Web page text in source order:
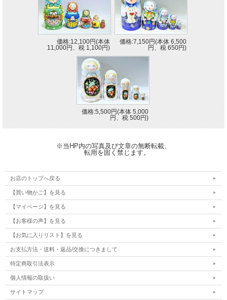
価格:12,100円(本体
11,000円、税 1,100円)
価格:7,150円(本体 6,500
円、税 650円)
価格:5,500円(本体 5,000
円、税 500円)
※当HP内の写真及び文章の無断転載、
転用を固く禁じます。
お店のトップへ戻る
【買い物かご】を見る
【マイページ】を見る
【お客様の声】を見る
【お気に入りリスト】を見る
お支払方法・送料・返品/交換につきまして
特定商取引法表示
個人情報の取扱い
サイトマップ